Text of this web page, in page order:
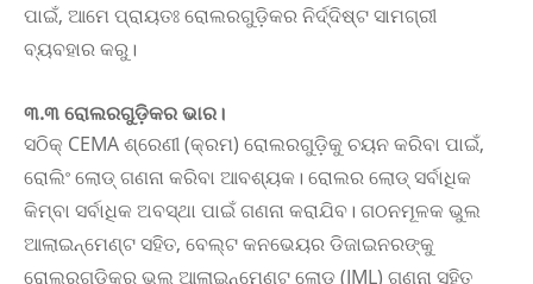
ପାଇଁ, ଆମେ ପ୍ରାୟତଃ ରୋଲରଗୁଡ଼ିକର ନିର୍ଦ୍ଦିଷ୍ଟ ସାମଗ୍ରୀ
ବ୍ୟବହାର କରୁ।
୩.୩ ରୋଲରଗୁଡ଼ିକର ଭାର।
ସଠିକ୍ CEMA ଶ୍ରେଣୀ (କ୍ରମ) ରୋଲରଗୁଡ଼ିକୁ ଚୟନ କରିବା ପାଇଁ,
ରୋଲିଂ ଲୋଡ୍ ଗଣନା କରିବା ଆବଶ୍ୟକ। ରୋଲର ଲୋଡ୍ ସର୍ବାଧିକ
କିମ୍ବା ସର୍ବାଧିକ ଅବସ୍ଥା ପାଇଁ ଗଣନା କରାଯିବ। ଗଠନମୂଳକ ଭୁଲ
ଆଲାଇନ୍ମେଣ୍ଟ ସହିତ, ବେଲ୍ଟ କନଭେୟର ଡିଜାଇନରଙ୍କୁ
ରୋଲରଗୁଡ଼ିକର ଭୁଲ ଆଲାଇନ୍ମେଣ୍ଟ ଲୋଡ୍ (IML) ଗଣନା ସହିତ